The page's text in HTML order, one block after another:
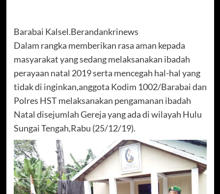
Barabai Kalsel.Berandankrinews
Dalam rangka memberikan rasa aman kepada
masyarakat yang sedang melaksanakan ibadah
perayaan natal 2019 serta mencegah hal-hal yang
tidak di inginkan,anggota Kodim 1002/Barabai dan
Polres HST melaksanakan pengamanan ibadah
Natal disejumlah Gereja yang ada di wilayah Hulu
Sungai Tengah,Rabu (25/12/19).